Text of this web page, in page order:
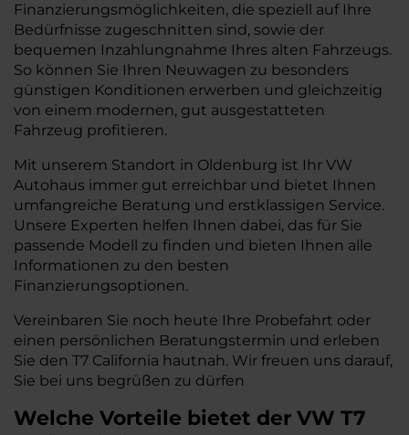
Finanzierungsmöglichkeiten, die speziell auf Ihre
Bedürfnisse zugeschnitten sind, sowie der
bequemen Inzahlungnahme Ihres alten Fahrzeugs.
So können Sie Ihren Neuwagen zu besonders
günstigen Konditionen erwerben und gleichzeitig
von einem modernen, gut ausgestatteten
Fahrzeug profitieren.
Mit unserem Standort in Oldenburg ist Ihr VW
Autohaus immer gut erreichbar und bietet Ihnen
umfangreiche Beratung und erstklassigen Service.
Unsere Experten helfen Ihnen dabei, das für Sie
passende Modell zu finden und bieten Ihnen alle
Informationen zu den besten
Finanzierungsoptionen.
Vereinbaren Sie noch heute Ihre Probefahrt oder
einen persönlichen Beratungstermin und erleben
Sie den T7 California hautnah. Wir freuen uns darauf,
Sie bei uns begrüßen zu dürfen
Welche Vorteile bietet der VW T7